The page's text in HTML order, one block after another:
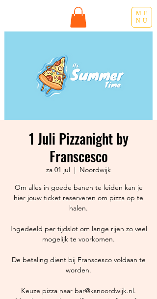
ME
NU
1 Juli Pizzanight by
Franscesco
za 01 jul
  |
Noordwijk
Om alles in goede banen te leiden kan je
hier jouw ticket reserveren om pizza op te
halen.
Ingedeeld per tijdslot om lange rijen zo veel
mogelijk te voorkomen.
De betaling dient bij Franscesco voldaan te
worden.
Keuze pizza naar bar@ksnoordwijk.nl.